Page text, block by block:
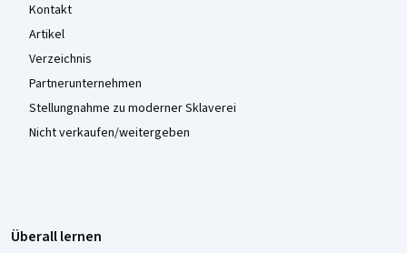
Kontakt
Artikel
Verzeichnis
Partnerunternehmen
Stellungnahme zu moderner Sklaverei
Nicht verkaufen/weitergeben
Überall lernen